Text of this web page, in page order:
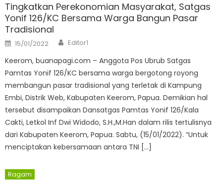
Tingkatkan Perekonomian Masyarakat, Satgas
Yonif 126/KC Bersama Warga Bangun Pasar
Tradisional
Posted
on
15/01/2022 Author
Editor1
Keerom, buanapagi.com – Anggota Pos Ubrub Satgas
Pamtas Yonif 126/KC bersama warga bergotong royong
membangun pasar tradisional yang terletak di Kampung
Embi, Distrik Web, Kabupaten Keerom, Papua. Demikian hal
tersebut disampaikan Dansatgas Pamtas Yonif 126/Kala
Cakti, Letkol Inf Dwi Widodo, S.H.,M.Han dalam rilis tertulisnya
dari Kabupaten Keerom, Papua. Sabtu, (15/01/2022). “Untuk
menciptakan kebersamaan antara TNI […]
Ragam